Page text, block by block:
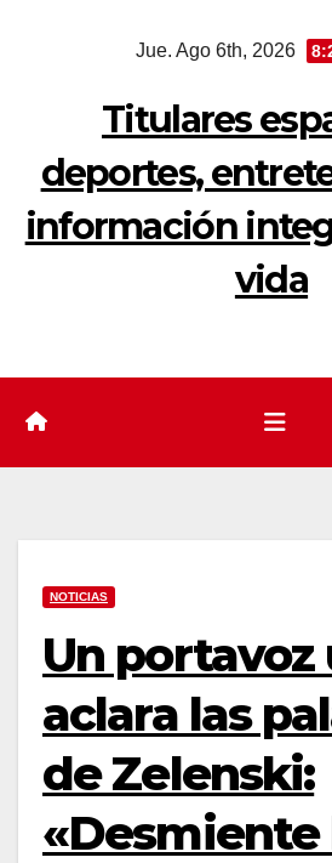
Jue. Ago 6th, 2026
Titulares
deportes,
información
vida
NOTICIAS
Un portavoz
aclara las
de Zelenski:
«Desmiente